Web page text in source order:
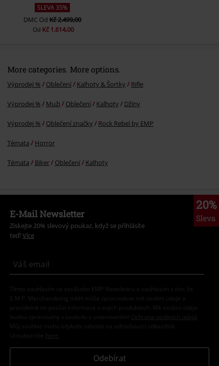
SLEVA 35%
DMC OdKč 2.499,00
Od Kč 1.614,00
More categories. More options.
Výprodej % Oblečení Kalhoty & Šortky Rifle
Výprodej % Muži Oblečení Kalhoty Džíny
Výprodej % Oblečení značky Rock Rebel by EMP
Témata Horror
Témata Biker Oblečení Kalhoty
20%
Sleva
E-Mail Newsletter
Získejte 20% slevový poukaz, když se přihlásíte
teď! Více
Tímto souhlasím se zasíláním EMP Newslettru a souhlasím s tím, že
E.M.P. Merchandising mbH může zpracovávat mé osobní údaje a
pravidelně mi posílat informace o svých produktech. Mé osobní údaje
budou zpracovány v souladu s ustanoveními
Ochrana osobních údajů
Můj souhlas mohu kdykoliv odvolat na odhlašovací odkaz/link.
Unsubscribe here
Odebírat